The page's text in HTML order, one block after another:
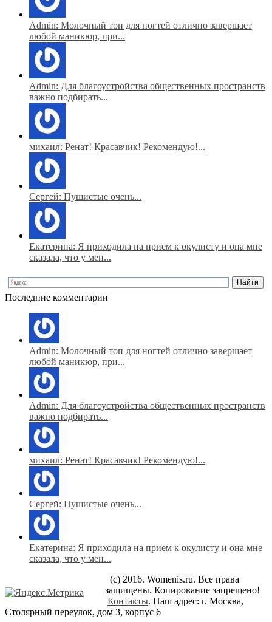
Admin: Молочный топ для ногтей отлично завершает
любой маникюр, при...
Admin: Для благоустройства общественных пространств
важно подбирать...
михаил: Ренат! Красавчик! Рекомендую!...
Сергей: Пушистые очень...
Екатерина: Я приходила на прием к окулисту и она мне
сказала, что у мен...
Последние комментарии
Admin: Молочный топ для ногтей отлично завершает
любой маникюр, при...
Admin: Для благоустройства общественных пространств
важно подбирать...
михаил: Ренат! Красавчик! Рекомендую!...
Сергей: Пушистые очень...
Екатерина: Я приходила на прием к окулисту и она мне
сказала, что у мен...
(c) 2016. Womenis.ru. Все права
защищены. Копирование запрещено!
Контакты. Наш адрес: г. Москва,
Столярный переулок, дом 3, корпус 6